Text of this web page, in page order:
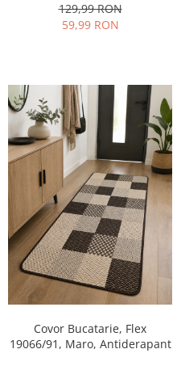
129,99 RON
59,99 RON
Covor Bucatarie, Flex
19066/91, Maro, Antiderapant